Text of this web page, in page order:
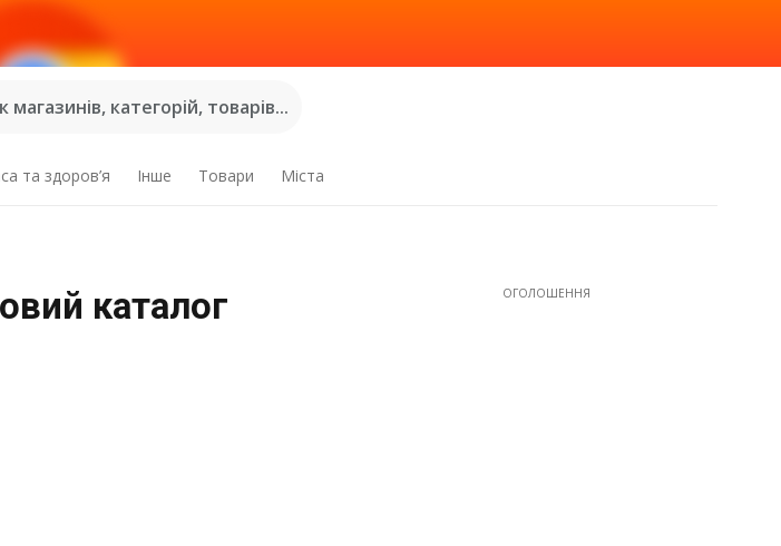
магазинів, категорій, товарів...
та здоров’я Інше Товари Міста
каталог
ОГОЛОШЕННЯ